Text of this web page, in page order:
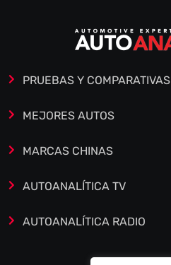
PRUEBAS Y COMPARATIVAS
MEJORES AUTOS
MARCAS CHINAS
AUTOANALÍTICA TV
AUTOANALÍTICA RADIO